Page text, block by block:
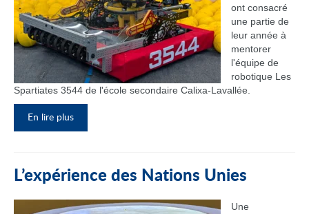
ont consacré
une partie de
leur année à
mentorer
l'équipe de
robotique Les
Spartiates 3544 de l'école secondaire Calixa-Lavallée.
En lire plus
L’expérience des Nations Unies
Une